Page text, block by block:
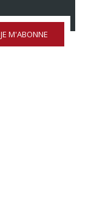
JE M'ABONNE